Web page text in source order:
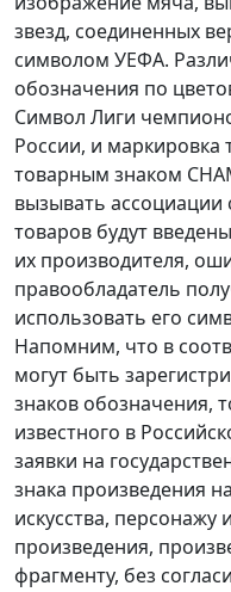
звезд, соединенных
символом УЕФА.
обозначения по
Символ Лиги
России, и маркировка
товарным знаком
вызывать ассоциации
товаров будут
их производителя,
правообладатель
использовать его
Напомним, что в
могут быть
знаков обозначения,
известного в
заявки на
знака произведения
искусства, персонажу
произведения,
фрагменту, без